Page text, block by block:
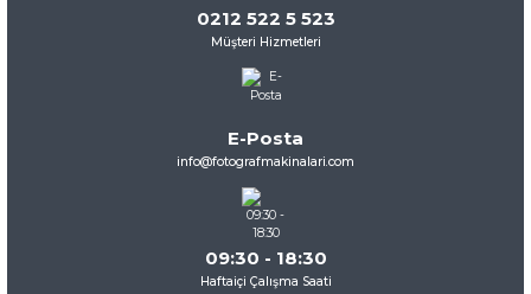
0212 522 5 523
Müşteri Hizmetleri
E-Posta
info@fotografmakinalari.com
09:30 - 18:30
Haftaiçi Çalışma Saati